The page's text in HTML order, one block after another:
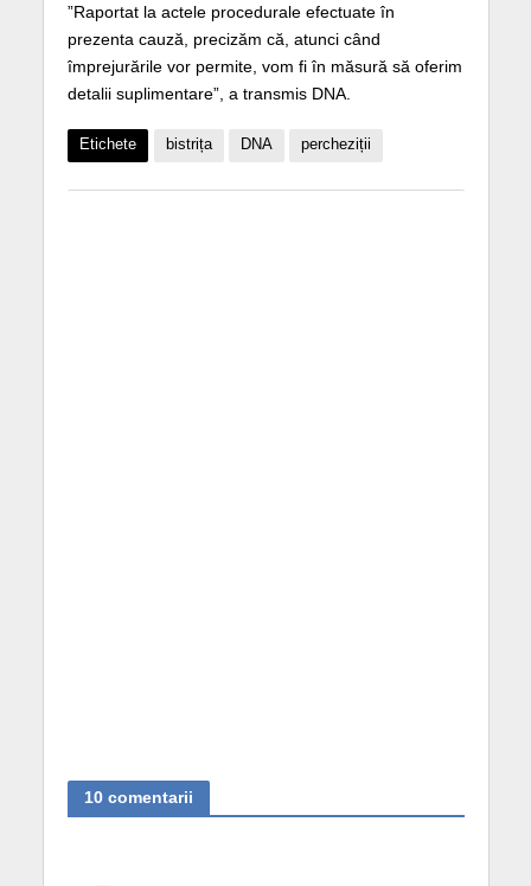
”Raportat la actele procedurale efectuate în
prezenta cauză, precizăm că, atunci când
împrejurările vor permite, vom fi în măsură să oferim
detalii suplimentare”, a transmis DNA.
Etichete bistrița DNA percheziții
10 comentarii